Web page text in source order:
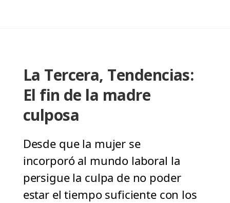
La Tercera, Tendencias:
El fin de la madre
culposa
Desde que la mujer se
incorporó al mundo laboral la
persigue la culpa de no poder
estar el tiempo suficiente con los